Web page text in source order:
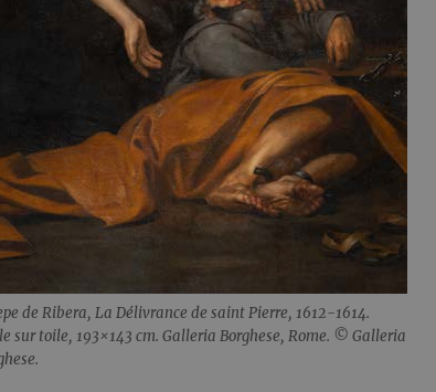
de Ribera, La Délivrance de saint Pierre, 1612-1614.
sur toile, 193×143 cm. Galleria Borghese, Rome. © Galleria